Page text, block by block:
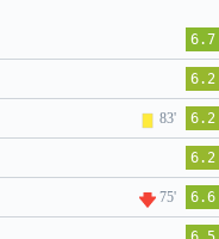
6.7
6.2
83' 6.2
6.2
75' 6.6